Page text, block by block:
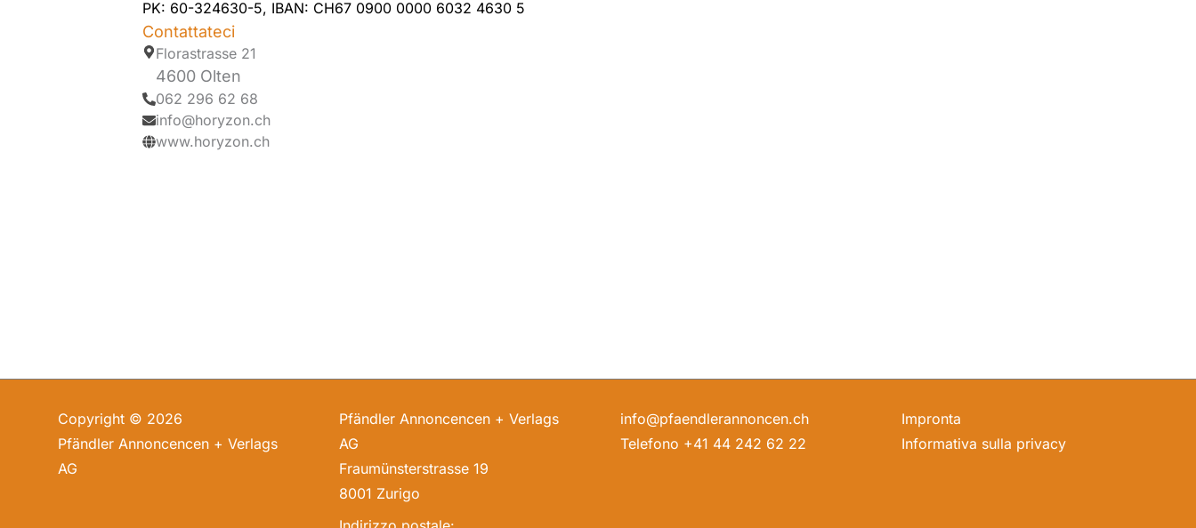
PK: 60-324630-5, IBAN: CH67 0900 0000 6032 4630 5
Contattateci
Florastrasse 21
4600 Olten
062 296 62 68
info@horyzon.ch
www.horyzon.ch
Copyright © 2026
Pfändler Annoncencen + Verlags
AG
Pfändler Annoncencen + Verlags
AG
Fraumünsterstrasse 19
8001 Zurigo
info@pfaendlerannoncen.ch
Telefono +41 44 242 62 22
Impronta
Informativa sulla privacy